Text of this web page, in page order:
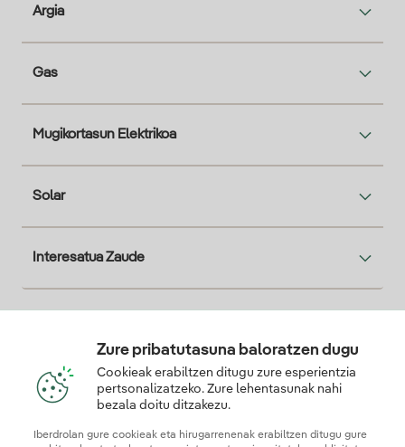
Argia
Gas
Mugikortasun Elektrikoa
Solar
Interesatua Zaude
Zure pribatutasuna baloratzen dugu
Cookieak erabiltzen ditugu zure esperientzia
pertsonalizatzeko. Zure lehentasunak nahi
bezala doitu ditzakezu.
Iberdrolan gure cookieak eta hirugarrenenak erabiltzen ditugu gure